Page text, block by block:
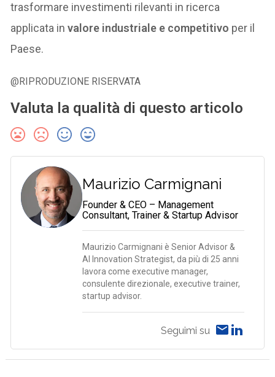
trasformare investimenti rilevanti in ricerca
applicata invalore industriale e competitivo per il
Paese.
@RIPRODUZIONE RISERVATA
Valuta la qualità di questo articolo
Maurizio Carmignani
Founder & CEO – Management
Consultant, Trainer & Startup Advisor
Maurizio Carmignani è Senior Advisor &
AI Innovation Strategist, da più di 25 anni
lavora come executive manager,
consulente direzionale, executive trainer,
startup advisor.
Seguimi su